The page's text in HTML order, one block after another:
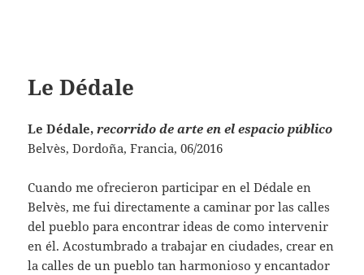
Le Dédale
Le Dédale, recorrido de arte en el espacio público
Belvès, Dordoña, Francia, 06/2016
Cuando me ofrecieron participar en el Dédale en
Belvès, me fui directamente a caminar por las calles
del pueblo para encontrar ideas de como intervenir
en él. Acostumbrado a trabajar en ciudades, crear en
la calles de un pueblo tan harmonioso y encantador